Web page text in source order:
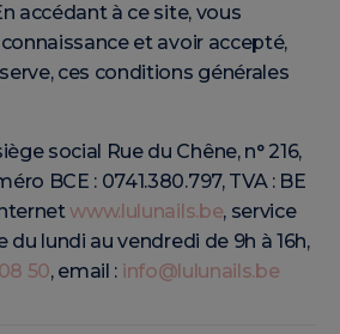
accédant à ce site, vous
et avoir accepté,
ces conditions générales
social Rue du Chêne, n° 216,
BCE : 0741.380.797, TVA : BE
www.lulunails.be, service
du lundi au vendredi de 9h à 16h,
50, email : info@lulunails.be